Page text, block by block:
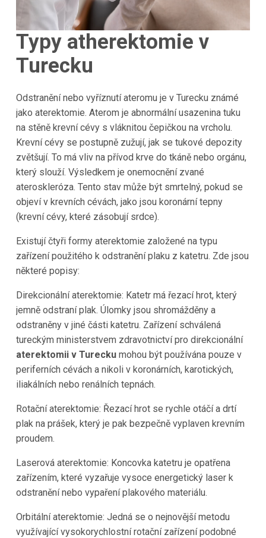
Typy atherektomie v
Turecku
Odstranění nebo vyříznutí ateromu je v Turecku známé
jako aterektomie. Aterom je abnormální usazenina tuku
na stěně krevní cévy s vláknitou čepičkou na vrcholu.
Krevní cévy se postupně zužují, jak se tukové depozity
zvětšují. To má vliv na přívod krve do tkáně nebo orgánu,
který slouží. Výsledkem je onemocnění zvané
ateroskleróza. Tento stav může být smrtelný, pokud se
objeví v krevních cévách, jako jsou koronární tepny
(krevní cévy, které zásobují srdce).
Existují čtyři formy aterektomie založené na typu
zařízení použitého k odstranění plaku z katetru. Zde jsou
některé popisy:
Direkcionální aterektomie: Katetr má řezací hrot, který
jemně odstraní plak. Úlomky jsou shromážděny a
odstraněny v jiné části katetru. Zařízení schválená
tureckým ministerstvem zdravotnictví pro direkcionální
aterektomii v Tureckumohou být používána pouze v
periferních cévách a nikoli v koronárních, karotických,
iliakálních nebo renálních tepnách.
Rotační aterektomie: Řezací hrot se rychle otáčí a drtí
plak na prášek, který je pak bezpečně vyplaven krevním
proudem.
Laserová aterektomie: Koncovka katetru je opatřena
zařízením, které vyzařuje vysoce energetický laser k
odstranění nebo vypaření plakového materiálu.
Orbitální aterektomie: Jedná se o nejnovější metodu
využívající vysokorychlostní rotační zařízení podobné